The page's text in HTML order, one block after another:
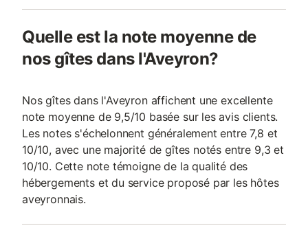
Quelle est la note moyenne de
nos gîtes dans l'Aveyron?
Nos gîtes dans l'Aveyron affichent une excellente
note moyenne de 9,5/10 basée sur les avis clients.
Les notes s'échelonnent généralement entre 7,8 et
10/10, avec une majorité de gîtes notés entre 9,3 et
10/10. Cette note témoigne de la qualité des
hébergements et du service proposé par les hôtes
aveyronnais.